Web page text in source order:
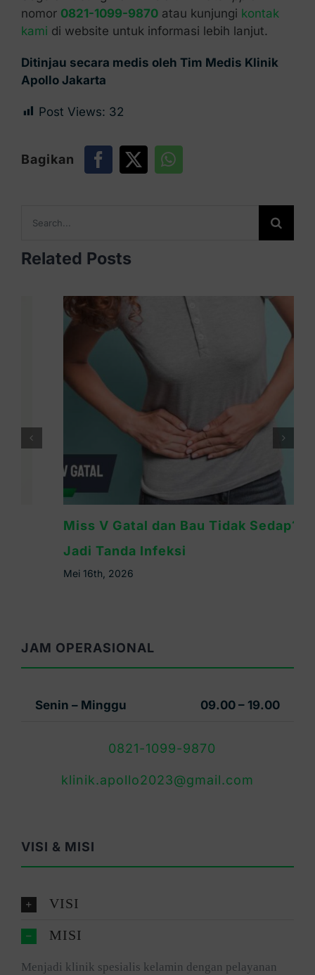
nomor 0821-1099-9870atau kunjungi kontak
kami di website untuk informasi lebih lanjut.
Ditinjau secara medis oleh Tim Medis Klinik
Apollo Jakarta
Post Views: 32
Bagikan
for:
Related Posts
Miss V Gatal dan Bau Tidak Sedap? Bisa
Jadi Tanda Infeksi
Mei 16th, 2026
JAM OPERASIONAL
Senin – Minggu 09.00 – 19.00
0821-1099-9870
klinik.apollo2023@gmail.com
VISI & MISI
VISI
MISI
Menjadi klinik spesialis kelamin dengan pelayanan